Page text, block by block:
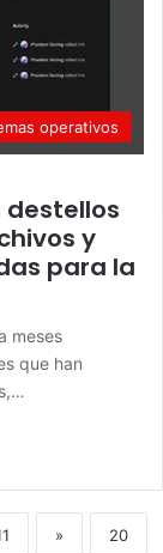
operativos
destellos
y
para la
meses
que han
» 20